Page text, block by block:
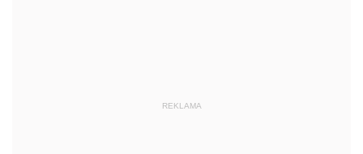
REKLAMA